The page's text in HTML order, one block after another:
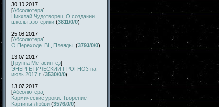
30.10.2017
[Абсолютера]
Николай Чудотворец. О создании
школы эзотерики (3811/0/0)
25.08.2017
[Абсолютера]
О Переходе. ВЦ Плеяды. (3793/0/0)
13.07.2017
[Группа Метасинтез]
ЭНЕРГЕТИЧЕСКИЙ ПРОГНОЗ на
июль 2017 г. (3530/0/0)
13.07.2017
[Абсолютера]
Кармические уроки. Творение
Картины Любви (3576/0/0)